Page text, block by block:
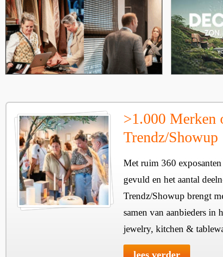
>1.000 Merken
Trendz/Showup
Met ruim 360
gevuld en het aantal
Trendz/Showup brengt
samen van aanbieders in
jewelry, kitchen &
lees verder